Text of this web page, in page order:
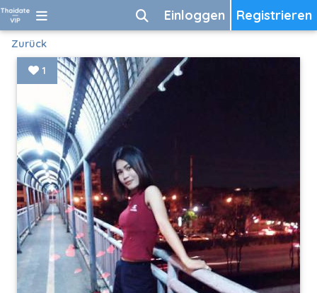
Registrieren
Einloggen
Zurück
1